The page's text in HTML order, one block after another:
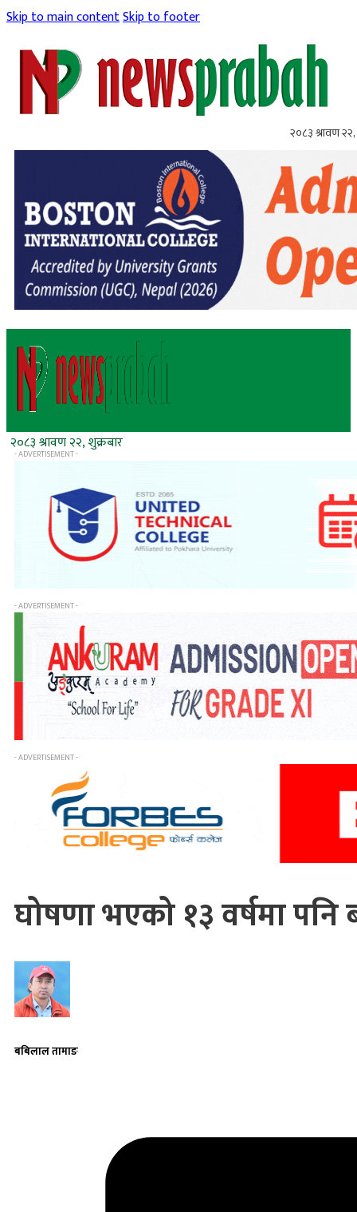
Skip to main contentSkip to footer
२०८३ श्रावण २२,
२०८३ श्रावण २२, शुक्रबार
- ADVERTISEMENT -
- ADVERTISEMENT -
- ADVERTISEMENT -
घोषणा भएको १३ वर्षमा पनि
बबिलाल तामाङ